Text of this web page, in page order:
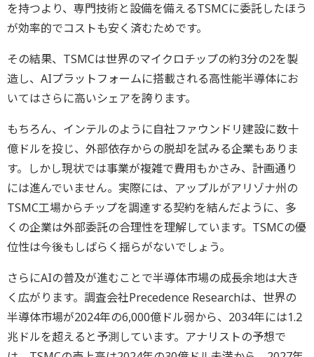
を持つより、専門技術と設備を備えるTSMCに委託したほう
が効率的でコストも安く済むためです。
その結果、TSMCは世界のマイクロチップの約3分の2を製
造し、AIプラットフォームに搭載される高性能半導体にお
いてはさらに高いシェアを誇ります。
もちろん、インテルのように自社ファウンドリ建設に数十
億ドルを投じ、外部依存からの脱却を試みる企業もありま
す。しかし現状では事業が複雑で費用もかさみ、計画通り
には進んでいません。実際には、アップルがアリゾナ州の
TSMC工場からチップを調達する契約を結んだように、多
くの企業は外部委託の合理性を理解しています。TSMCの優
位性は今後もしばらく揺らがないでしょう。
さらにAIの普及が進むことで半導体市場の成長余地は大き
く広がります。調査会社Precedence Researchは、世界の
半導体市場が2024年の6,000億ドル弱から、2034年には1.2
兆ドルを超えると予測しています。アナリストの予想で